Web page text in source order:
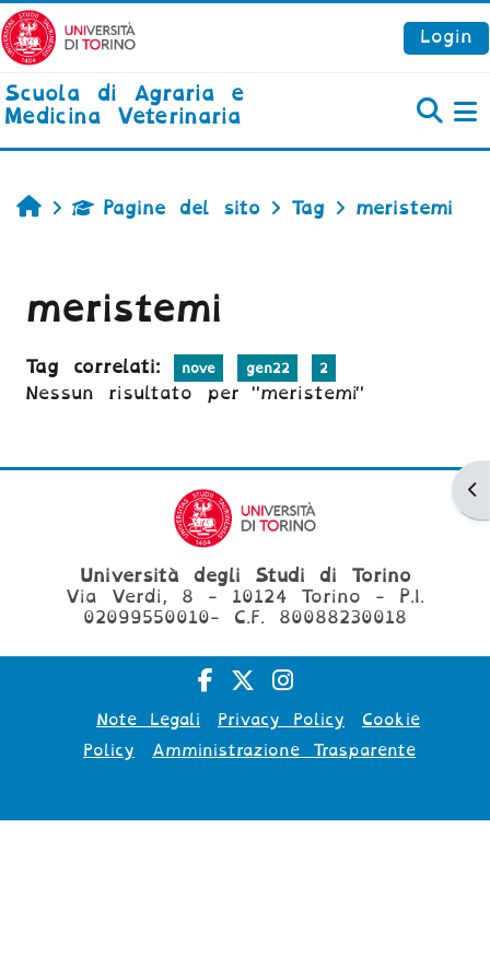
Vai al contenuto principale
Login
Scuola di Agraria e
Medicina Veterinaria
HomePagine del sito Tag meristemi
meristemi
Tag correlati: nove gen22 2
Nessun risultato per "meristemi"
Università degli Studi di Torino
Via Verdi, 8 - 10124 Torino - P.I.
02099550010- C.F. 80088230018
Note Legali Privacy Policy
Cookie
Policy
Amministrazione Trasparente